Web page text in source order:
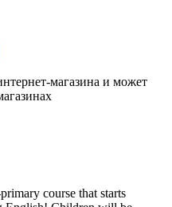
магазина и может
course that starts